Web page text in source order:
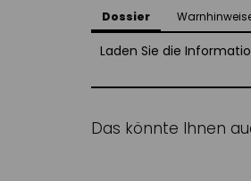
Dossier
Laden Sie die
Das könnte Ihnen